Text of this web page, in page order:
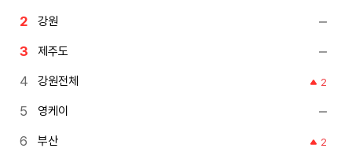
강원
제주도
강원전체 2
영케이
부산 2